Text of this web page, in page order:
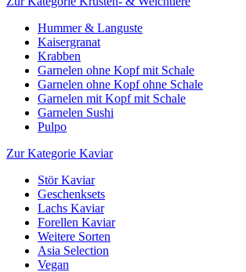
Hummer & Languste
Kaisergranat
Krabben
Garnelen ohne Kopf mit Schale
Garnelen ohne Kopf ohne Schale
Garnelen mit Kopf mit Schale
Garnelen Sushi
Pulpo
Zur Kategorie Kaviar
Stör Kaviar
Geschenksets
Lachs Kaviar
Forellen Kaviar
Weitere Sorten
Asia Selection
Vegan